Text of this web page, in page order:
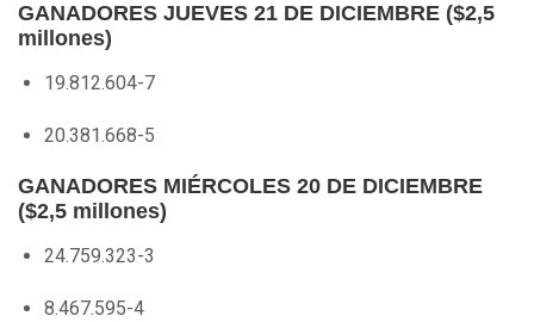
GANADORES JUEVES 21 DE DICIEMBRE ($2,5
millones)
19.812.604-7
20.381.668-5
GANADORES MIÉRCOLES 20 DE DICIEMBRE
($2,5 millones)
24.759.323-3
8.467.595-4